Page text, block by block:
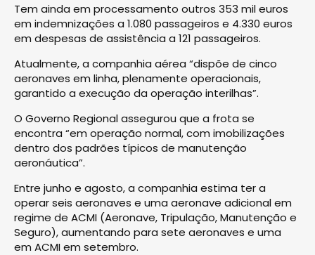
Tem ainda em processamento outros 353 mil euros
em indemnizações a 1.080 passageiros e 4.330 euros
em despesas de assistência a 121 passageiros.
Atualmente, a companhia aérea “dispõe de cinco
aeronaves em linha, plenamente operacionais,
garantido a execução da operação interilhas”.
O Governo Regional assegurou que a frota se
encontra “em operação normal, com imobilizações
dentro dos padrões típicos de manutenção
aeronáutica”.
Entre junho e agosto, a companhia estima ter a
operar seis aeronaves e uma aeronave adicional em
regime de ACMI (Aeronave, Tripulação, Manutenção e
Seguro), aumentando para sete aeronaves e uma
em ACMI em setembro.